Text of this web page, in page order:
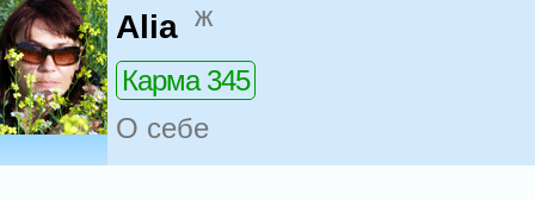
Alia ж
Карма 345
О себе